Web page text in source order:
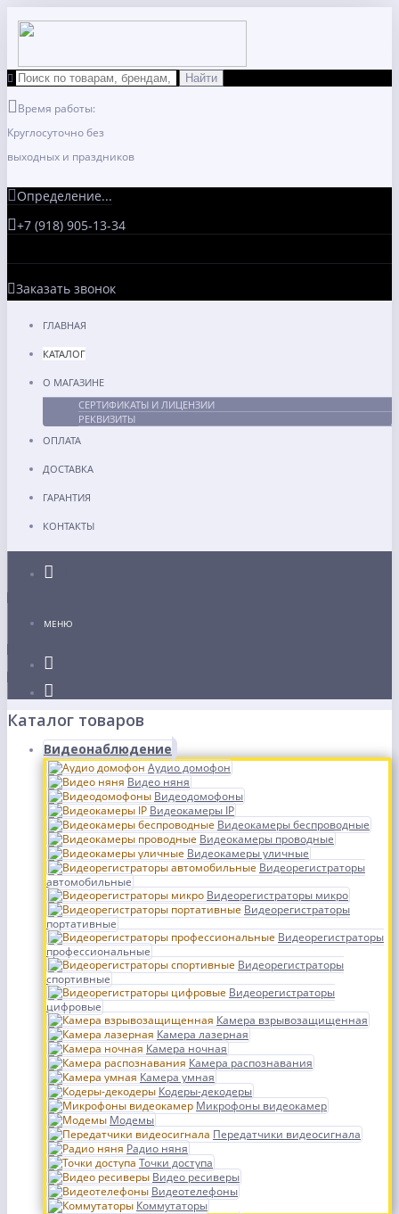
Время работы:
Круглосуточно без
выходных и праздников
Определение...
+7 (918) 905-13-34
Заказать звонок
ГЛАВНАЯ
КАТАЛОГ
О МАГАЗИНЕ
СЕРТИФИКАТЫ И ЛИЦЕНЗИИ
РЕКВИЗИТЫ
ОПЛАТА
ДОСТАВКА
ГАРАНТИЯ
КОНТАКТЫ
МЕНЮ
Каталог товаров
Видеонаблюдение
Аудио домофон
Видео няня
Видеодомофоны
Видеокамеры IP
Видеокамеры беспроводные
Видеокамеры проводные
Видеокамеры уличные
Видеорегистраторы
автомобильные
Видеорегистраторы микро
Видеорегистраторы
портативные
Видеорегистраторы
профессиональные
Видеорегистраторы
спортивные
Видеорегистраторы
цифровые
Камера взрывозащищенная
Камера лазерная
Камера ночная
Камера распознавания
Камера умная
Кодеры-декодеры
Микрофоны видеокамер
Модемы
Передатчики видеосигнала
Радио няня
Точки доступа
Видео ресиверы
Видеотелефоны
Коммутаторы